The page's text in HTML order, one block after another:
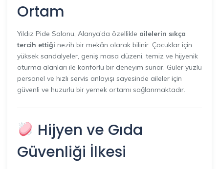
Ortam
Yıldız Pide Salonu, Alanya’da özellikle ailelerin sıkça
tercih ettiği nezih bir mekân olarak bilinir. Çocuklar için
yüksek sandalyeler, geniş masa düzeni, temiz ve hijyenik
oturma alanları ile konforlu bir deneyim sunar. Güler yüzlü
personel ve hızlı servis anlayışı sayesinde aileler için
güvenli ve huzurlu bir yemek ortamı sağlanmaktadır.
Hijyen ve Gıda
Güvenliği İlkesi